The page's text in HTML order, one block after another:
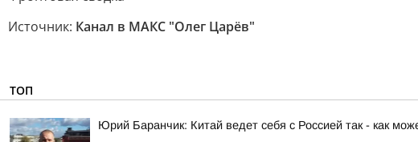
Источник: Канал в МАКС "Олег Царёв"
ТОП
Юрий Баранчик: Китай ведет себя с Россией так - как